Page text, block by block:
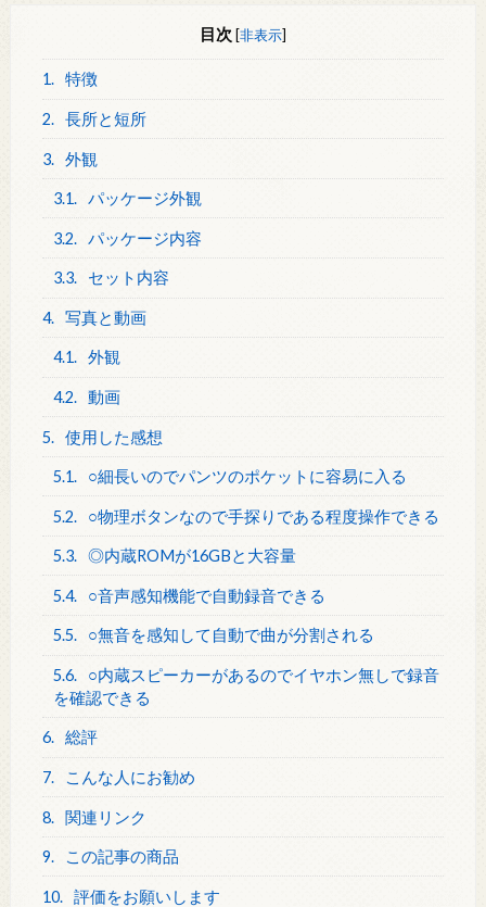
目次 [非表示]
1. 特徴
2. 長所と短所
3. 外観
3.1. パッケージ外観
3.2. パッケージ内容
3.3. セット内容
4. 写真と動画
4.1. 外観
4.2. 動画
5. 使用した感想
5.1. ○細長いのでパンツのポケットに容易に入る
5.2. ○物理ボタンなので手探りである程度操作できる
5.3. ◎内蔵ROMが16GBと大容量
5.4. ○音声感知機能で自動録音できる
5.5. ○無音を感知して自動で曲が分割される
5.6.
○内蔵スピーカーがあるのでイヤホン無しで録音
を確認できる
6. 総評
7. こんな人にお勧め
8. 関連リンク
9. この記事の商品
10. 評価をお願いします